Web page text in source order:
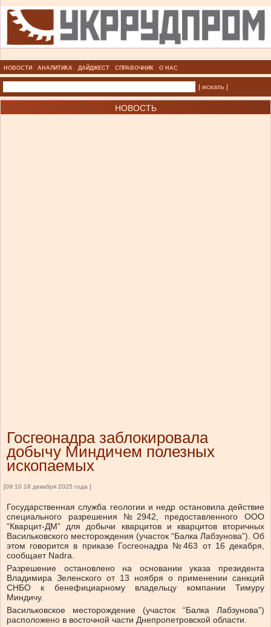
НОВОСТИ АНАЛИТИКА ДАЙДЖЕСТ СПРАВОЧНИК О НАС
| искать |
НОВОСТЬ
Госгеонадра заблокировала
добычу Миндичем полезных
ископаемых
[09:10 18 декабря 2025 года ]
Государственная служба геологии и недр остановила действие
специального разрешения №2942, предоставленного ООО
“Кварцит-ДМ” для добычи кварцитов и кварцитов вторичных
Васильковского месторождения (участок “Балка Лабзунова”). Об
этом говорится в приказе Госгеонадра №463 от 16 декабря,
сообщает Nadra.
Разрешение остановлено на основании указа президента
Владимира Зеленского от 13 ноября о применении санкций
СНБО к бенефициарному владельцу компании Тимуру
Миндичу.
Васильковское месторождение (участок “Балка Лабзунова”)
расположено в восточной части Днепропетровской области.